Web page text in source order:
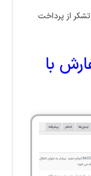
از پرداخت
با